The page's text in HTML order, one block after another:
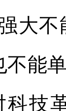
大
能
科技